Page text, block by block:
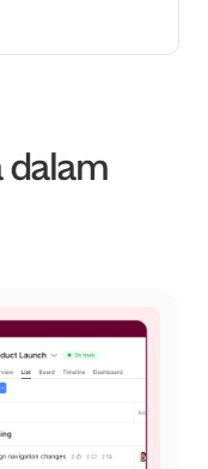
dalam